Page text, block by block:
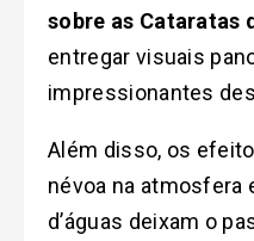
sobre as Cataratas
entregar visuais
impressionantes
Além disso, os
névoa na atmosfera
d’águas deixam o